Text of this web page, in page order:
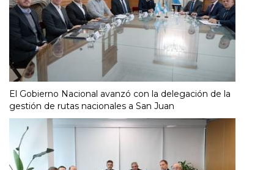
El Gobierno Nacional avanzó con la delegación de la
gestión de rutas nacionales a San Juan